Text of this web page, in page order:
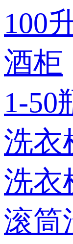
100
酒柜
1-50
洗衣
洗衣
滚筒